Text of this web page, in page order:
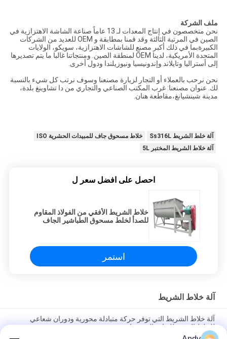
ملف الشركة
نحن متخصصون في إنتاج المعدات لـ 13 عاماً صناعة الشاشة الاهتزازية في
الصين في المرتبة الثالثة وقد قمنا بمطابقة و OEM للعديد من الشركات
الكبيرةبما في ذلك أكبر مصنع للشاشات الاهتزازية، سويكو، الولايات
المتحدة الأمريكية، لدينا OEM لمنطقة الصين. ومنتجاتنا غالبا ما يتم تصديرها
إلى أستراليا وتايلاند وإندونيسيا ونيوزيلندا ودول أخرى.
نحن نرحب بالعملاء أو التجار لزيارة مصنعنا وسوف نرتب كل شيء بالنسبة
لك. عنوان مصنعنا: غرب المكتب الصناعي والتجاري من دا تشاوينغ بلدة،
مدينة شينشيانغ،مقاطعة هنان.
آلة خلط الشريط Ss316L
خلاط مسحوق جاف للمبيدات الحشرية ISO
آلة خلاط الشريط المختبر 5L
احصل على افضل سعر ل
خلاط الشريط الأفقي من الفولاذ المقاوم
للصدأ لخلط مسحوق الطباشير الجاف
استمر
آلة خلاط الشريط
آلة خلاط الشريط التي توفر حركة متبادلة محورية ودوران شعاعي
للخلط الدقيق للغبار والمعجونات